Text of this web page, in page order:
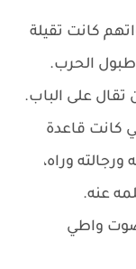
كانت تقيلة
الحرب.
على الباب.
كانت قاعدة
وراه،
عنه.
واطي